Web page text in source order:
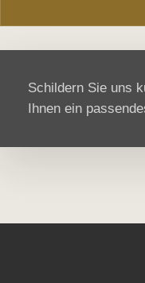
Schildern Sie uns
Ihnen ein